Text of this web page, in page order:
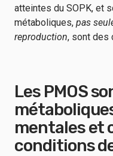
atteintes du SOPK, et
métaboliques, pas
reproduction, sont des
Les PMOS
mentales et
conditions